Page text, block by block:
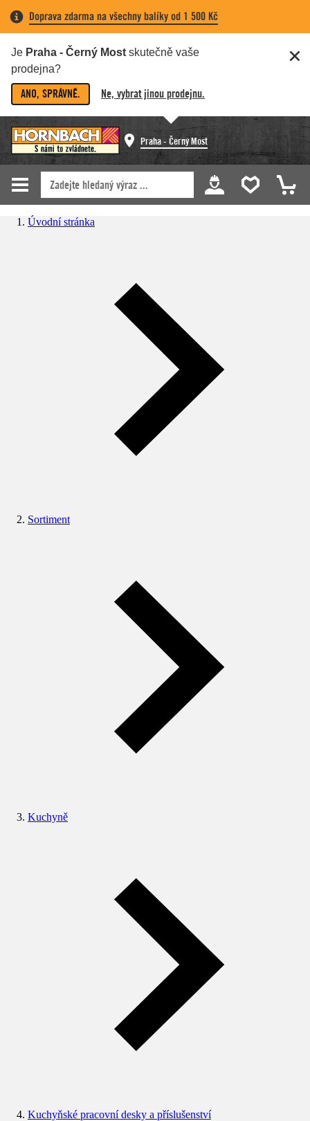
Doprava zdarma na všechny balíky od 1 500 Kč
Je Praha - Černý Most skutečně vaše
prodejna?
ANO, SPRÁVNĚ. Ne, vybrat jinou prodejnu.
Praha - Černý Most
Úvodní stránka
Sortiment
Kuchyně
Kuchyňské pracovní desky a příslušenství